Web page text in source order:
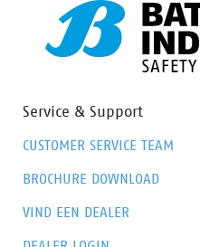
Service & Support
CUSTOMER SERVICE TEAM
BROCHURE DOWNLOAD
VIND EEN DEALER